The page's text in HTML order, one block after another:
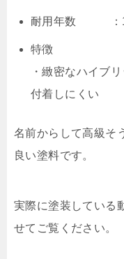
耐用年数 ：
特徴
・緻密なハイブ
付着しにくい
名前からして高級そ
良い塗料です。
実際に塗装している
せてご覧ください。